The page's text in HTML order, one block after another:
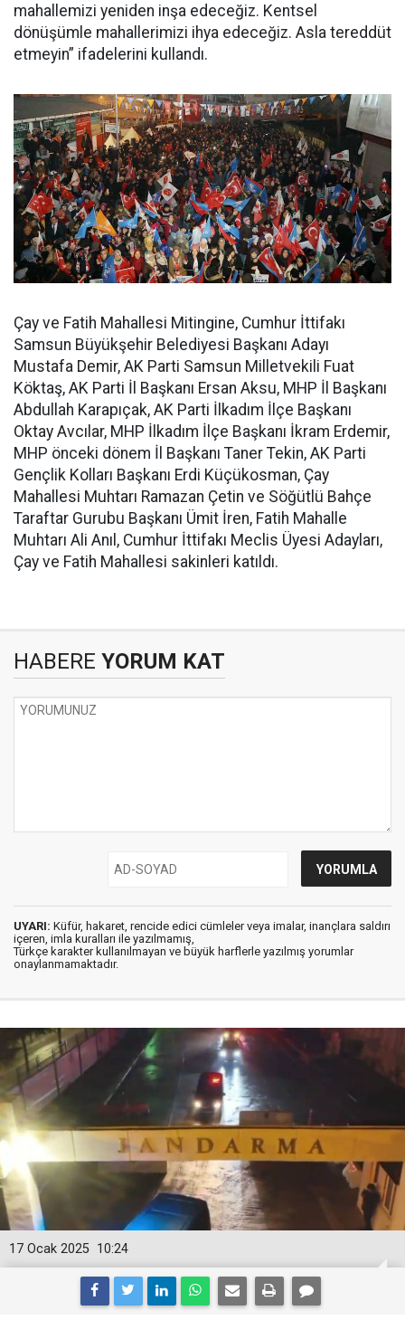
mahallemizi yeniden inşa edeceğiz. Kentsel
dönüşümle mahallerimizi ihya edeceğiz. Asla tereddüt
etmeyin” ifadelerini kullandı.
Çay ve Fatih Mahallesi Mitingine, Cumhur İttifakı
Samsun Büyükşehir Belediyesi Başkanı Adayı
Mustafa Demir, AK Parti Samsun Milletvekili Fuat
Köktaş, AK Parti İl Başkanı Ersan Aksu, MHP İl Başkanı
Abdullah Karapıçak, AK Parti İlkadım İlçe Başkanı
Oktay Avcılar, MHP İlkadım İlçe Başkanı İkram Erdemir,
MHP önceki dönem İl Başkanı Taner Tekin, AK Parti
Gençlik Kolları Başkanı Erdi Küçükosman, Çay
Mahallesi Muhtarı Ramazan Çetin ve Söğütlü Bahçe
Taraftar Gurubu Başkanı Ümit İren, Fatih Mahalle
Muhtarı Ali Anıl, Cumhur İttifakı Meclis Üyesi Adayları,
Çay ve Fatih Mahallesi sakinleri katıldı.
HABERE YORUM KAT
UYARI: Küfür, hakaret, rencide edici cümleler veya imalar, inançlara saldırı
içeren, imla kuralları ile yazılmamış,
Türkçe karakter kullanılmayan ve büyük harflerle yazılmış yorumlar
onaylanmamaktadır.
10:24
17 Ocak 2025